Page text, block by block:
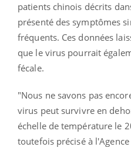
patients chinois décrits
présenté des symptômes
fréquents. Ces données
que le virus pourrait
fécale.
"Nous ne savons pas
virus peut survivre en
échelle de température le
toutefois précisé à l'Agence